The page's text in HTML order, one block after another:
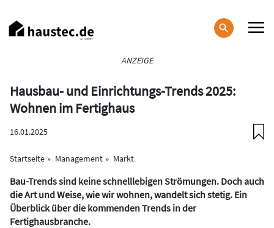
zum
Inhalt
ANZEIGE
Hausbau- und Einrichtungs-Trends 2025:
Wohnen im Fertighaus
16.01.2025
Startseite Management Markt
Bau-Trends sind keine schnelllebigen Strömungen. Doch auch
die Art und Weise, wie wir wohnen, wandelt sich stetig. Ein
Überblick über die kommenden Trends in der
Fertighausbranche.